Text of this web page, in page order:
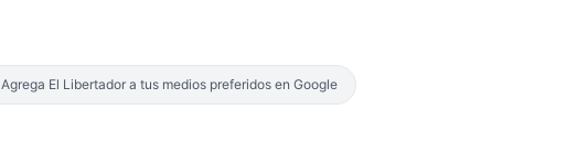
Agrega El Libertador a tus medios preferidos en Google